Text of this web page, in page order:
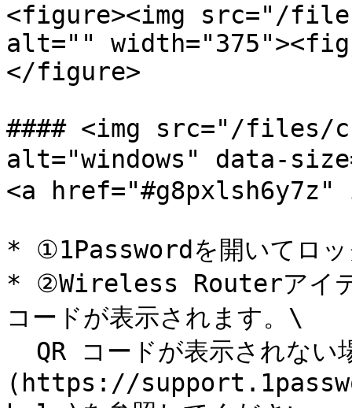
<figure><img src="/files/
alt=""
</figure>
#### <img src="/files/
alt="windows" data-
<a href="#g8pxlsh6y7z"
* ①1Passwordを開いてロッ
* ②Wireless Routerアイテ
コードが表示されます。\
(https://